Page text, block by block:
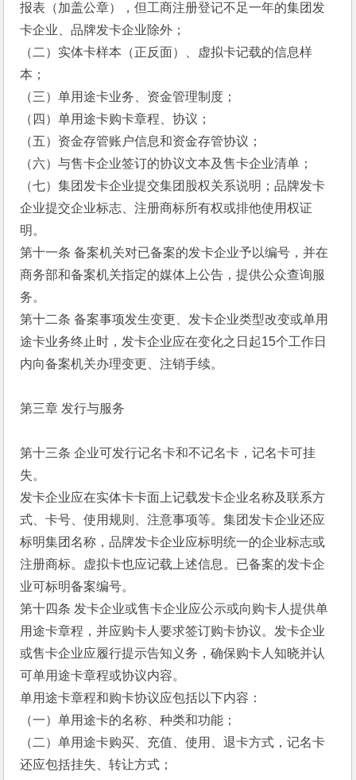
报表（加盖公章），但工商注册登记不足一年的集团发
卡企业、品牌发卡企业除外；
（二）实体卡样本（正反面）、虚拟卡记载的信息样
本；
（三）单用途卡业务、资金管理制度；
（四）单用途卡购卡章程、协议；
（五）资金存管账户信息和资金存管协议；
（六）与售卡企业签订的协议文本及售卡企业清单；
（七）集团发卡企业提交集团股权关系说明；品牌发卡
企业提交企业标志、注册商标所有权或排他使用权证
明。
第十一条 备案机关对已备案的发卡企业予以编号，并在
商务部和备案机关指定的媒体上公告，提供公众查询服
务。
第十二条 备案事项发生变更、发卡企业类型改变或单用
途卡业务终止时，发卡企业应在变化之日起15个工作日
内向备案机关办理变更、注销手续。
第三章 发行与服务
第十三条 企业可发行记名卡和不记名卡，记名卡可挂
失。
发卡企业应在实体卡卡面上记载发卡企业名称及联系方
式、卡号、使用规则、注意事项等。集团发卡企业还应
标明集团名称，品牌发卡企业应标明统一的企业标志或
注册商标。虚拟卡也应记载上述信息。已备案的发卡企
业可标明备案编号。
第十四条 发卡企业或售卡企业应公示或向购卡人提供单
用途卡章程，并应购卡人要求签订购卡协议。发卡企业
或售卡企业应履行提示告知义务，确保购卡人知晓并认
可单用途卡章程或协议内容。
单用途卡章程和购卡协议应包括以下内容：
（一）单用途卡的名称、种类和功能；
（二）单用途卡购买、充值、使用、退卡方式，记名卡
还应包括挂失、转让方式；